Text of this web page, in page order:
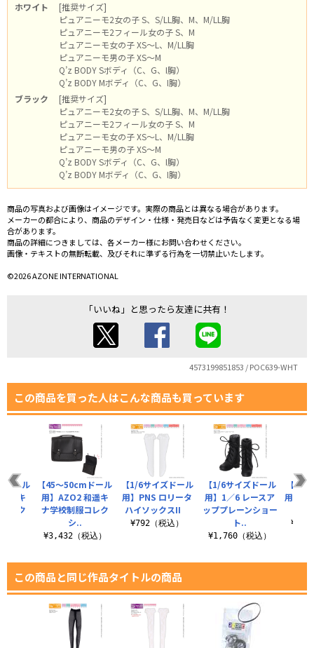
ホワイト
[推奨サイズ]
ピュアニーモ2女の子 S、S/LL胸、M、M/LL胸
ピュアニーモ2フィール女の子 S、M
ピュアニーモ女の子 XS～L、M/LL胸
ピュアニーモ男の子 XS～M
Q’z BODY Sボディ（C、G、I胸）
Q’z BODY Mボディ（C、G、I胸）
ブラック
[推奨サイズ]
ピュアニーモ2女の子 S、S/LL胸、M、M/LL胸
ピュアニーモ2フィール女の子 S、M
ピュアニーモ女の子 XS～L、M/LL胸
ピュアニーモ男の子 XS～M
Q’z BODY Sボディ（C、G、I胸）
Q’z BODY Mボディ（C、G、I胸）
商品の写真および画像はイメージです。実際の商品とは異なる場合があります。
メーカーの都合により、商品のデザイン・仕様・発売日などは予告なく変更となる場
合があります。
商品の詳細につきましては、各メーカー様にお問い合わせください。
画像・テキストの無断転載、及びそれに準ずる行為を一切禁止いたします。
©2026 AZONE INTERNATIONAL
「いいね」と思ったら友達に共有！
4573199851853 / POC639-WHT
この商品を買った人はこんな商品も買っています
【1/6サイズドール
用】PNS ロリータ
ハイソックスII
¥792（税込）
【1/6サイズドール
用】1／6 レースア
ッププレーンショー
ト..
¥1,760（税込）
【1/6
用】
ドール
遥キ
レク
【45～50cmドール
用】AZO2 和遥キ
ナ学校制服コレク
シ..
¥3,432（税込）
この商品と同じ作品タイトルの商品